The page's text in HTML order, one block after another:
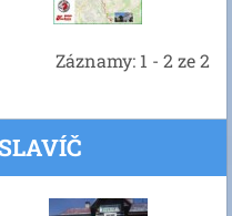
Záznamy: 1 - 2 ze 2